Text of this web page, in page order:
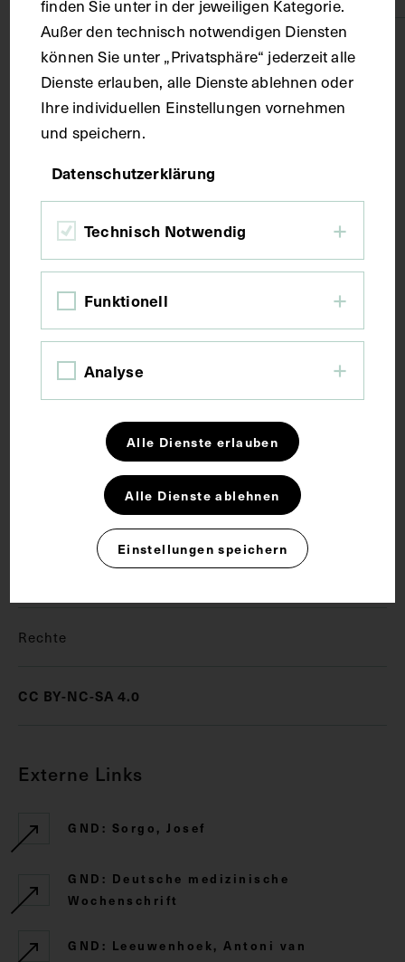
Technik
Druck
Maße
Bildmaß 21 x 28,5 cm
Als Kunstbeilage Nr. 64 in der Bildersammlung aus
der Geschichte der Medizin, in: Deutsche
Medizinische Wochenschrift, Nr. 14, 1911,
veröffentlicht.
Medizingeschichte
Mikroorganismus
Naturwissenschaftler
Rechte
CC BY-NC-SA 4.0
Externe Links
GND: Sorgo, Josef
GND: Deutsche medizinische
Wochenschrift
GND: Leeuwenhoek, Antoni van
finden Sie unter in der jeweiligen Kategorie.
Außer den technisch notwendigen Diensten
können Sie unter „Privatsphäre“ jederzeit alle
Dienste erlauben, alle Dienste ablehnen oder
Ihre individuellen Einstellungen vornehmen
und speichern.
Datenschutzerklärung
Technisch Notwendig
Funktionell
Analyse
Alle Dienste erlauben
Alle Dienste ablehnen
Einstellungen speichern